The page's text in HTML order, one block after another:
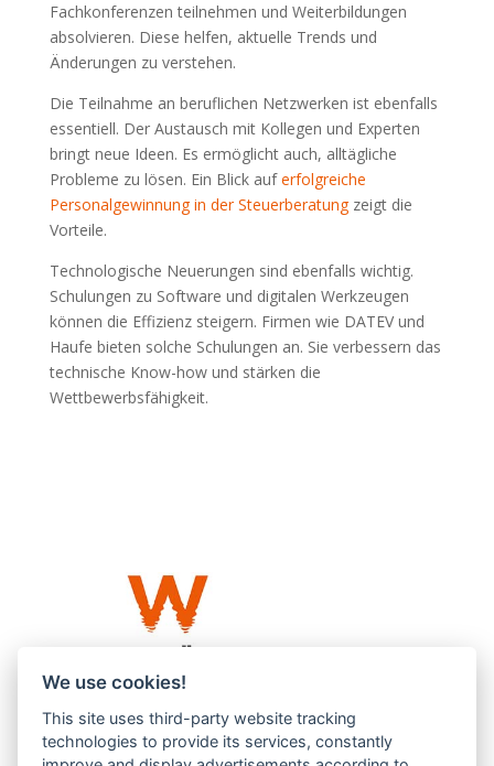
Fachkonferenzen teilnehmen und Weiterbildungen
absolvieren. Diese helfen, aktuelle Trends und
Änderungen zu verstehen.
Die Teilnahme an beruflichen Netzwerken ist ebenfalls
essentiell. Der Austausch mit Kollegen und Experten
bringt neue Ideen. Es ermöglicht auch, alltägliche
Probleme zu lösen. Ein Blick auferfolgreiche
Personalgewinnung in der Steuerberatungzeigt die
Vorteile.
Technologische Neuerungen sind ebenfalls wichtig.
Schulungen zu Software und digitalen Werkzeugen
können die Effizienz steigern. Firmen wie DATEV und
Haufe bieten solche Schulungen an. Sie verbessern das
technische Know-how und stärken die
Wettbewerbsfähigkeit.
Westküste UG (haftungsbeschränkt)
We use cookies!
This site uses third-party website tracking
technologies to provide its services, constantly